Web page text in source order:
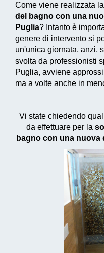
Come viene realizzata la
del bagno con una
Puglia? Intanto è
genere di intervento si
un'unica giornata, anzi,
svolta da professionisti
Puglia, avviene
ma a volte anche in
Vi state chiedendo
da effettuare per la
bagno con una nuova